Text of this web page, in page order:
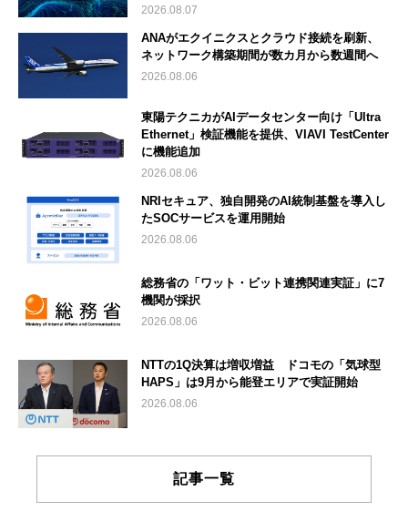
2026.08.07
ANAがエクイニクスとクラウド接続を刷新、
ネットワーク構築期間が数カ月から数週間へ
2026.08.06
東陽テクニカがAIデータセンター向け「Ultra
Ethernet」検証機能を提供、VIAVI TestCenter
に機能追加
2026.08.06
NRIセキュア、独自開発のAI統制基盤を導入し
たSOCサービスを運用開始
2026.08.06
総務省の「ワット・ビット連携関連実証」に7
機関が採択
2026.08.06
NTTの1Q決算は増収増益 ドコモの「気球型
HAPS」は9月から能登エリアで実証開始
2026.08.06
記事一覧